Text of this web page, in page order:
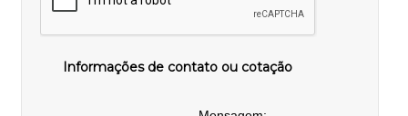
Informações de contato ou cotação